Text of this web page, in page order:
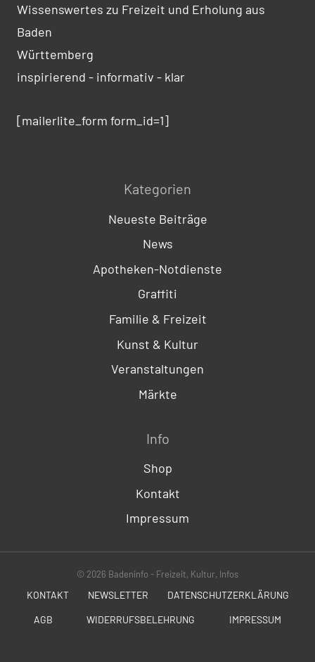
Wissenswertes zu Freizeit und Erholung aus
Baden
Württemberg
inspirierend - informativ - klar
[mailerlite_form form_id=1]
Kategorien
Neueste Beiträge
News
Apotheken-Notdienste
Graffiti
Familie & Freizeit
Kunst & Kultur
Veranstaltungen
Märkte
Info
Shop
Kontakt
Impressum
© 2026 Badeninfo - Freizeit, Kultur, Infos
KONTAKT NEWSLETTER DATENSCHUTZERKLÄRUNG
AGB WIDERRUFSBELEHRUNG IMPRESSUM